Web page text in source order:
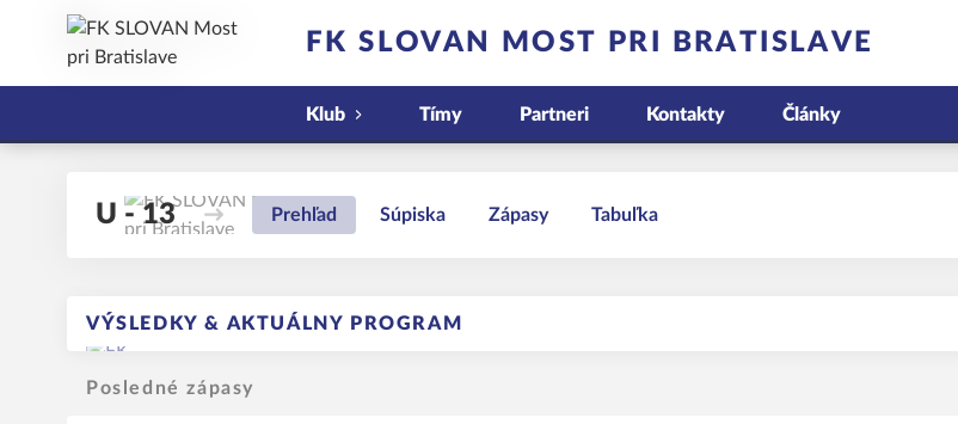
FK SLOVAN MOST PRI BRATISLAVE
Klub Tímy Partneri Kontakty Články
U - 13 Prehľad Súpiska Zápasy Tabuľka
VÝSLEDKY & AKTUÁLNY PROGRAM
Posledné zápasy